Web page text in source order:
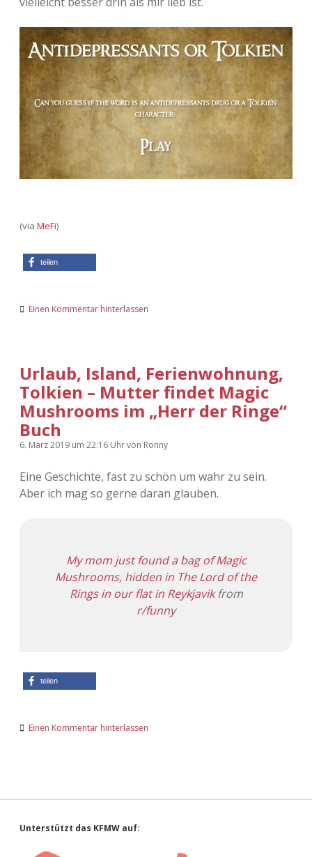
Wandnotizen
Adventskalender 2014
Adventskalender 2015
Adventskalender 2016
Adventskalender 2017
Adventskalender 2024
(via MeFi)
teilen
Einen Kommentar hinterlassen
Urlaub, Island, Ferienwohnung,
Tolkien – Mutter findet Magic
Mushrooms im „Herr der Ringe“
Buch
6. März 2019 um 22:16 Uhrvon Ronny
Eine Geschichte, fast zu schön um wahr zu sein.
Aber ich mag so gerne daran glauben.
My mom just found a bag of Magic
Mushrooms, hidden in The Lord of the
Rings in our flat in Reykjavikfrom
r/funny
teilen
Einen Kommentar hinterlassen
Sidebar
Unterstützt das KFMW auf: